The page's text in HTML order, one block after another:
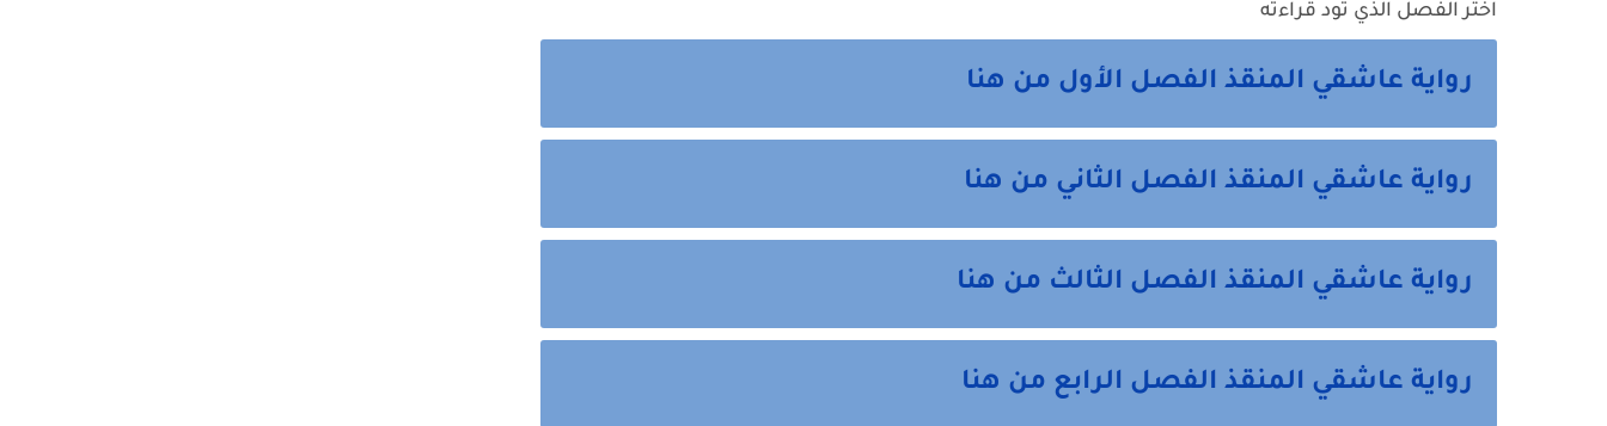
اختر الفصل الذي تود قراءته
رواية عاشقي المنقذ الفصل الأول من هنا
رواية عاشقي المنقذ الفصل الثاني من هنا
رواية عاشقي المنقذ الفصل الثالث من هنا
رواية عاشقي المنقذ الفصل الرابع من هنا